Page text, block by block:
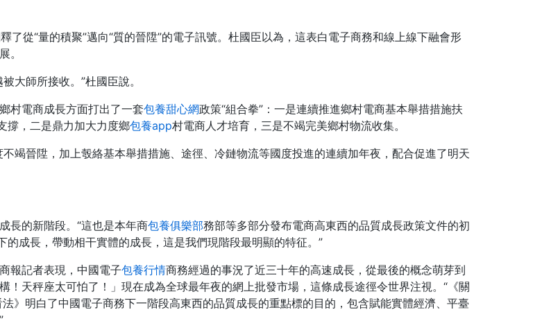
從“量的積聚”邁向“質的晉陞”的電子訊號。杜國臣以為，這表白電子商務和線上線下融會形
。
大師所接收。”杜國臣說。
村電商成長方面打出了一套包養甜心網政策“組合拳”：一是連續推進鄉村電商基本舉措措施扶
撐，二是鼎力加大力度鄉包養app村電商人才培育，三是不竭完美鄉村物流收集。
竭晉陞，加上彀絡基本舉措措施、途徑、冷鏈物流等國度投進的連續加年夜，配合促進了明天
長的新階段。“這也是本年商包養俱樂部務部等多部分發布電商高東西的品質成長政策文件的初
成長，帶動相干實體的成長，這是我們現階段最明顯的特征。”
報記者表現，中國電子包養行情商務經過的事況了近三十年的高速成長，從最後的概念萌芽到
天秤座太可怕了！」現在成為全球最年夜的網上批發市場，這條成長途徑令世界注視。“《關
》明白了中國電子商務下一階段高東西的品質成長的重點標的目的，包含賦能實體經濟、平臺